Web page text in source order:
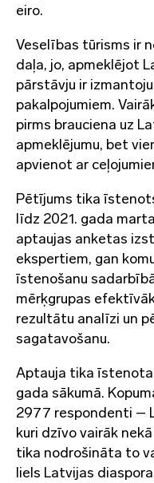
eiro.
Veselības tūrisms ir
daļa, jo, apmeklējot
pārstāvju ir
pakalpojumiem.
pirms brauciena uz
apmeklējumu, bet
apvienot ar
Pētījums tika
līdz 2021. gada
aptaujas anketas
ekspertiem, gan
īstenošanu
mērķgrupas
rezultātu analīzi un
sagatavošanu.
Aptauja tika īstenota
gada sākumā.
2977 respondenti –
kuri dzīvo vairāk
tika nodrošināta to
liels Latvijas